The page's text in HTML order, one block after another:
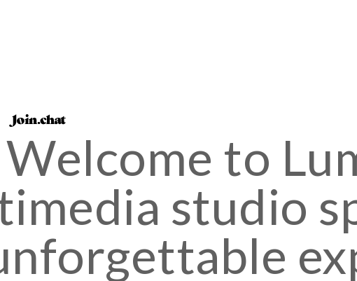
to
studio